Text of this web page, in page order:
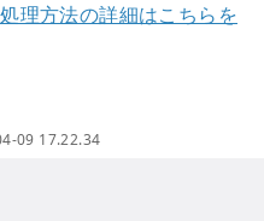
理方法の詳細はこちらを
09 17.22.34